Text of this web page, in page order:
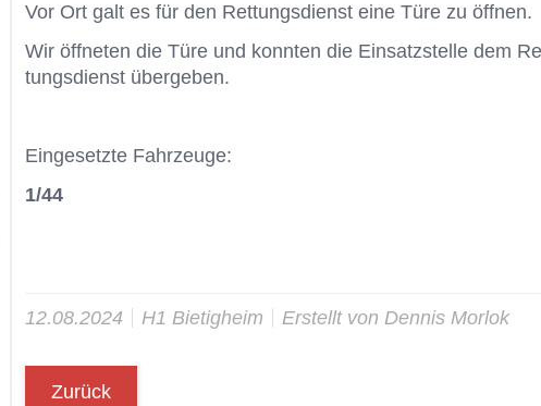
Vor Ort galt es für den Ret­tungs­dienst eine Türe zu öff­nen.
Wir öff­ne­ten die Türe und konn­ten die Ein­satz­stel­le dem
tungs­dienst über­ge­ben.
Ein­ge­setz­te Fahr­zeu­ge:
1/44
12.08.2024 H1 Bie­tig­heim Er­stellt von Den­nis Mor­lok
Zurück